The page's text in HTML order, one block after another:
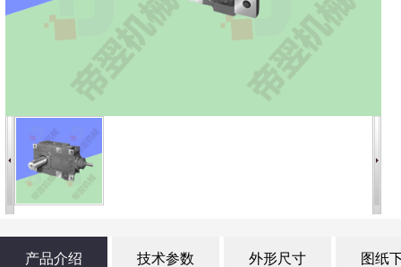
产品介绍 技术参数 外形尺寸 图纸